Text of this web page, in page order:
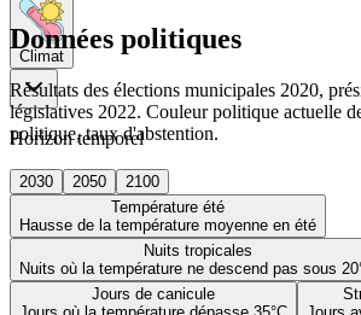
Climat
Horizon temporel
2030 2050
2100
Température été
Hausse de la température moyenne en été
Nuits tropicales
Nuits où la température ne descend pas sous
Jours de canicule
Données politiques
Résultats des élections municipales 2020,
législatives 2022. Couleur politique actuelle
politique, taux d'abstention.